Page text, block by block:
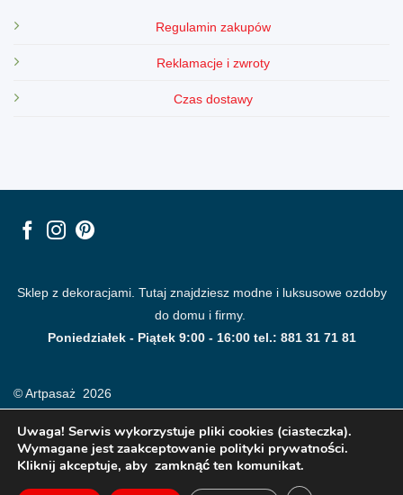
Regulamin zakupów
Reklamacje i zwroty
Czas dostawy
Sklep z dekoracjami. Tutaj znajdziesz modne i luksusowe ozdoby
do domu i firmy.
Poniedziałek - Piątek 9:00 - 16:00 tel.: 881 31 71 81
© Artpasaż 2026
Uwaga! Serwis wykorzystuje pliki cookies (ciasteczka).
Wymagane jest zaakceptowanie polityki prywatności.
Kliknij akceptuje, aby zamknąć ten komunikat.